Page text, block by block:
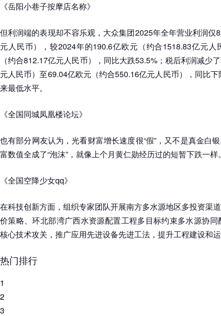
《岳阳小巷子按摩店名称》
但利润端的表现却不容乐观，大众集团2025年全年营业利润仅
元人民币），较2024年的190.6亿欧元（约合1518.83亿元人
（约合812.17亿元人民币），同比大跌53.5%；税后利润减少
元人民币）至69.04亿欧元（约合550.16亿元人民币），同比
来最低水平。
《全国同城凤凰楼论坛》
也有部分网友认为，光看财富增长速度很“假”，又不是真金白
富数值全成了“泡沫”，就像上个月黄仁勋经历过的短暂下跌一样
《全国空降少女qq》
在科技创新方面，组织专家团队开展南方多水源地区多投资渠
价策略、环北部湾广西水资源配置工程多目标约束多水源协
核心技术攻关，推广应用先进设备先进工法，提升工程建设和
热门排行
1
2
3